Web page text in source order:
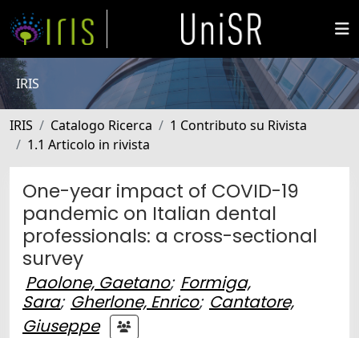
IRIS
IRIS Catalogo Ricerca
1 Contributo su Rivista
1.1 Articolo in rivista
One-year impact of COVID-19
pandemic on Italian dental
professionals: a cross-sectional
survey
Paolone, Gaetano; Formiga,
Sara; Gherlone, Enrico; Cantatore,
Giuseppe